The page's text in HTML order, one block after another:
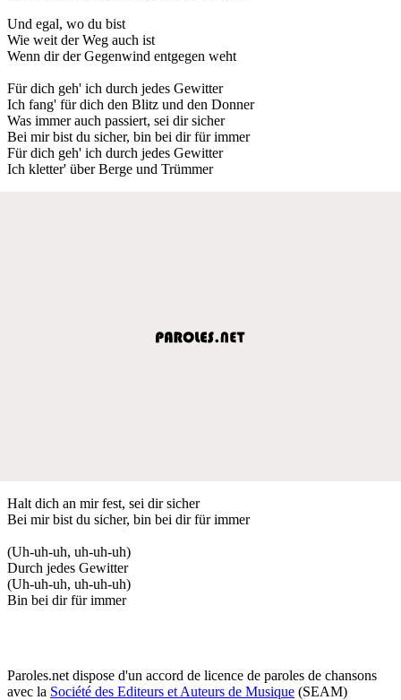
Und egal, wo du bist
Wie weit der Weg auch ist
Wenn dir der Gegenwind entgegen weht
Für dich geh' ich durch jedes Gewitter
Ich fang' für dich den Blitz und den Donner
Was immer auch passiert, sei dir sicher
Bei mir bist du sicher, bin bei dir für immer
Für dich geh' ich durch jedes Gewitter
Ich kletter' über Berge und Trümmer
Halt dich an mir fest, sei dir sicher
Bei mir bist du sicher, bin bei dir für immer
(Uh-uh-uh, uh-uh-uh)
Durch jedes Gewitter
(Uh-uh-uh, uh-uh-uh)
Bin bei dir für immer
Paroles.net dispose d'un accord de licence de paroles de chansons
avec la Société des Editeurs et Auteurs de Musique (SEAM)